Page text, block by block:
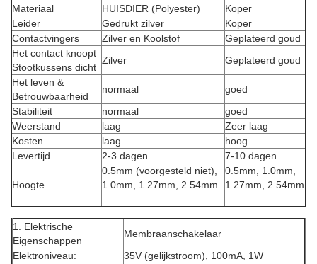
Materiaal
HUISDIER (Polyester)
Koper
Leider
Gedrukt zilver
Koper
Contactvingers
Zilver en Koolstof
Geplateerd goud
Het contact knoopt
Stootkussens dicht
Zilver
Geplateerd goud
Het leven &
Betrouwbaarheid
normaal
goed
Stabiliteit
normaal
goed
Weerstand
laag
Zeer laag
Kosten
laag
hoog
Levertijd
2-3 dagen 7-10 dagen
Hoogte
0.5mm (voorgesteld niet),
1.0mm, 1.27mm, 2.54mm
0.5mm, 1.0mm,
1.27mm, 2.54mm
1. Elektrische
Eigenschappen
Membraanschakelaar
Elektroniveau:
35V (gelijkstroom), 100mA, 1W